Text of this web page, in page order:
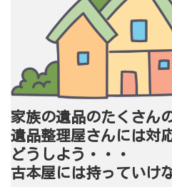
家族の遺品のたくさん
遺品整理屋さんには対
どうしよう・・・
古本屋には持っていけ